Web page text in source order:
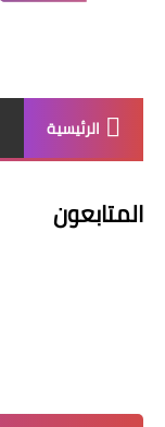
الرئيسية
المتابعون